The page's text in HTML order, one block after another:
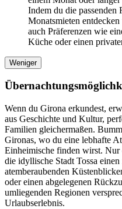
Indem du die passenden
Monatsmieten
auch Präferenzen wie
Küche oder einen
Weniger
Wenn du Girona erkundest,
aus Geschichte und Kultur,
Familien gleichermaßen.
Gironas, wo du eine lebhafte
Einheimische finden wirst.
die idyllische Stadt Tossa
atemberaubenden
oder einen abgelegenen
umliegenden Regionen
Urlaubserlebnis.